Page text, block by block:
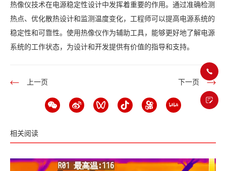
热像仪技术在电源稳定性设计中发挥着重要的作用。通过准确检测
热点、优化散热设计和监测温度变化，工程师可以提高电源系统的
稳定性和可靠性。使用热像仪作为辅助工具，能够更好地了解电源
系统的工作状态，为设计和开发提供有价值的指导和支持。
上一页 下一页
相关阅读